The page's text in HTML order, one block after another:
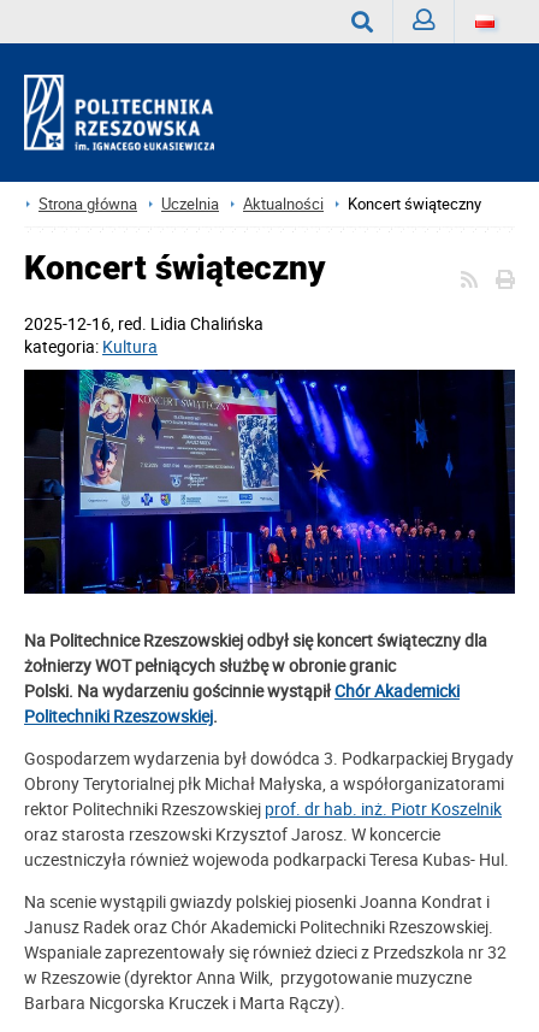
Strona główna Uczelnia Aktualności Koncert świąteczny
Koncert świąteczny
2025-12-16, red. Lidia Chalińska
kategoria: Kultura
Na Politechnice Rzeszowskiej odbył się koncert świąteczny dla
żołnierzy WOT pełniących służbę w obronie granic
Polski. Nawydarzeniu gościnnie wystąpiłChór Akademicki
Politechniki Rzeszowskiej.
Gospodarzem wydarzenia był dowódca 3. Podkarpackiej Brygady
Obrony Terytorialnej płk Michał Małyska, a współorganizatorami
rektor Politechniki Rzeszowskiej prof. dr hab. inż. Piotr Koszelnik
oraz starosta rzeszowski Krzysztof Jarosz. W koncercie
uczestniczyła również wojewoda podkarpacki Teresa Kubas- Hul.
Na scenie wystąpili gwiazdy polskiej piosenki Joanna Kondrat i
Janusz Radek oraz Chór Akademicki Politechniki Rzeszowskiej.
Wspaniale zaprezentowały się również dzieci z Przedszkola nr 32
w Rzeszowie (dyrektor Anna Wilk, przygotowanie muzyczne
Barbara Nicgorska Kruczek i Marta Rączy).